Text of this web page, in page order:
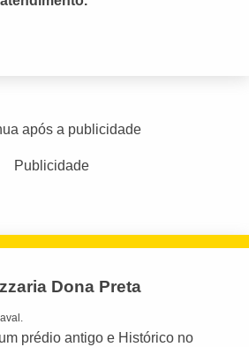
após a publicidade
Publicidade
Dona Preta
prédio antigo e Histórico no